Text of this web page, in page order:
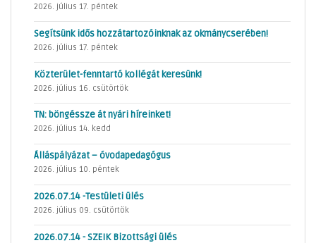
2026. július 17. péntek
Segítsünk idős hozzátartozóinknak az okmánycserében!
2026. július 17. péntek
Közterület-fenntartó kollégát keresünk!
2026. július 16. csütörtök
TN: böngéssze át nyári híreinket!
2026. július 14. kedd
Álláspályázat – óvodapedagógus
2026. július 10. péntek
2026.07.14 -Testületi ülés
2026. július 09. csütörtök
2026.07.14 - SZEIK Bizottsági ülés